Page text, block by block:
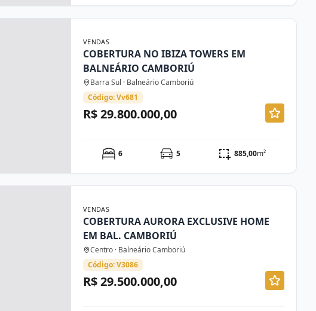
VENDAS
COBERTURA NO IBIZA TOWERS EM
BALNEÁRIO CAMBORIÚ
Barra Sul · Balneário Camboriú
Código: Vv681
R$ 29.800.000,00
6 5 885,00m²
VENDAS
COBERTURA AURORA EXCLUSIVE HOME
EM BAL. CAMBORIÚ
Centro · Balneário Camboriú
Código: V3086
R$ 29.500.000,00